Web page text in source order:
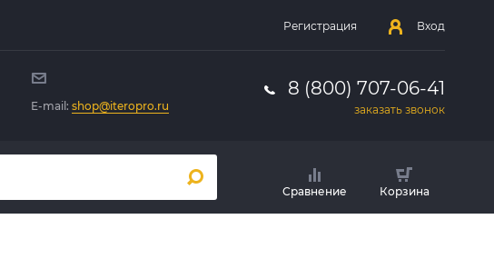
Регистрация Вход
E-mail:shop@iteropro.ru
8 (800) 707-06-41
заказать звонок
Сравнение Корзина